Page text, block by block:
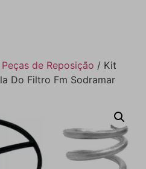
Peças de Reposição / Kit
Do Filtro Fm Sodramar